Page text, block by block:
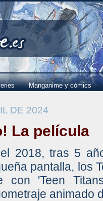
Manganime y cómics
DE 2024
La película
2018, tras 5
pantalla, los
con 'Teen
animado